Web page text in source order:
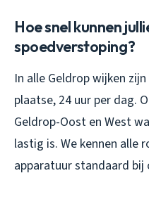
Hoe snel kunnen
spoedverstoping?
In alle Geldrop wijken
plaatse, 24 uur per dag.
Geldrop-Oost en West
lastig is. We kennen alle
apparatuur standaard bij